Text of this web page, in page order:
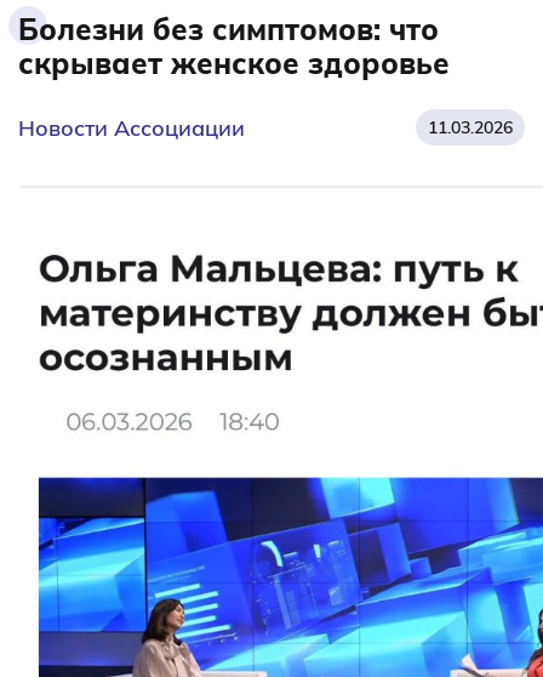
Болезни без симптомов: что
скрывает женское здоровье
Новости Ассоциации 11.03.2026